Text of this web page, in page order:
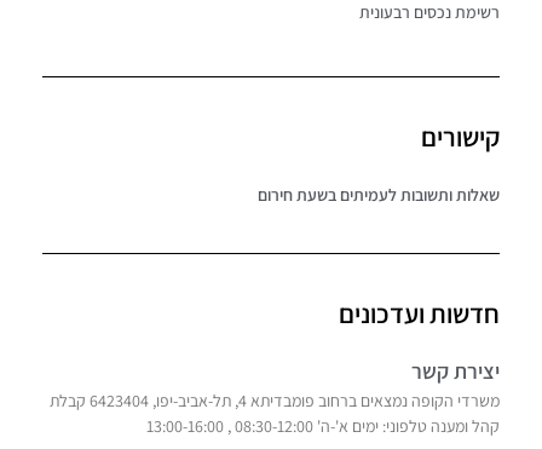
רשימת נכסים רבעונית
קישורים
שאלות ותשובות לעמיתים בשעת חירום
חדשות ועדכונים
יצירת קשר
משרדי הקופה נמצאים ברחוב פומבדיתא 4, תל-אביב-יפו, 6423404 קבלת
קהל ומענה טלפוני: ימים א'-ה' 08:30-12:00 , 13:00-16:00